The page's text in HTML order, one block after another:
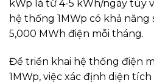
kWp là từ 4-5 kWh/ngày tùy
hệ thống 1MWp có khả năng
5,000 MWh điện mỗi tháng.
Để triển khai hệ thống điện
1MWp, việc xác định diện